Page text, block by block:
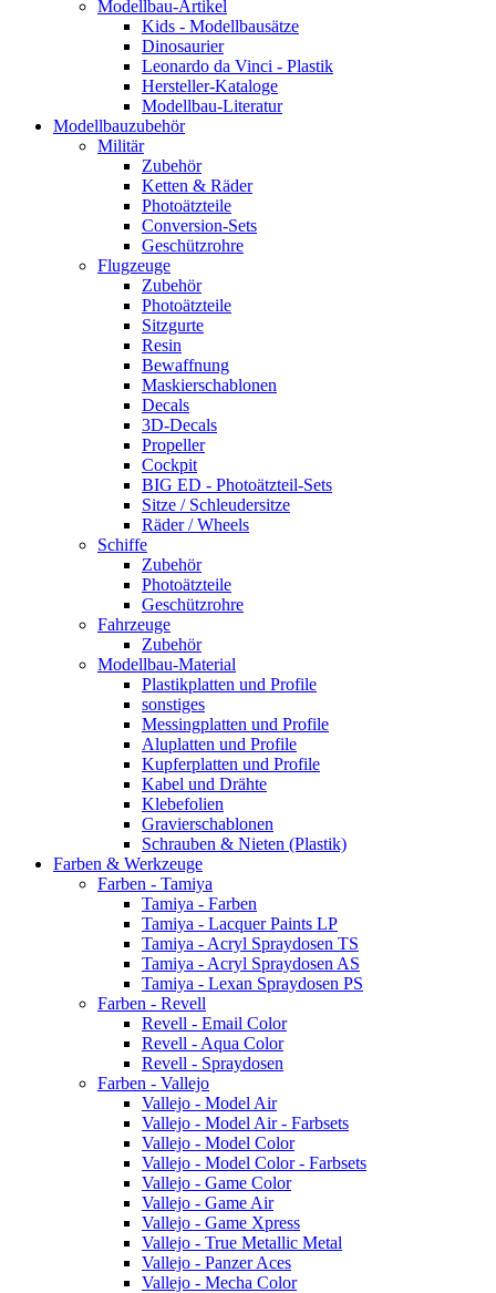
Modellbau-Artikel
Kids - Modellbausätze
Dinosaurier
Leonardo da Vinci - Plastik
Hersteller-Kataloge
Modellbau-Literatur
Modellbauzubehör
Militär
Zubehör
Ketten & Räder
Photoätzteile
Conversion-Sets
Geschützrohre
Flugzeuge
Zubehör
Photoätzteile
Sitzgurte
Resin
Bewaffnung
Maskierschablonen
Decals
3D-Decals
Propeller
Cockpit
BIG ED - Photoätzteil-Sets
Sitze / Schleudersitze
Räder / Wheels
Schiffe
Zubehör
Photoätzteile
Geschützrohre
Fahrzeuge
Zubehör
Modellbau-Material
Plastikplatten und Profile
sonstiges
Messingplatten und Profile
Aluplatten und Profile
Kupferplatten und Profile
Kabel und Drähte
Klebefolien
Gravierschablonen
Schrauben & Nieten (Plastik)
Farben & Werkzeuge
Farben - Tamiya
Tamiya - Farben
Tamiya - Lacquer Paints LP
Tamiya - Acryl Spraydosen TS
Tamiya - Acryl Spraydosen AS
Tamiya - Lexan Spraydosen PS
Farben - Revell
Revell - Email Color
Revell - Aqua Color
Revell - Spraydosen
Farben - Vallejo
Vallejo - Model Air
Vallejo - Model Air - Farbsets
Vallejo - Model Color
Vallejo - Model Color - Farbsets
Vallejo - Game Color
Vallejo - Game Air
Vallejo - Game Xpress
Vallejo - True Metallic Metal
Vallejo - Panzer Aces
Vallejo - Mecha Color